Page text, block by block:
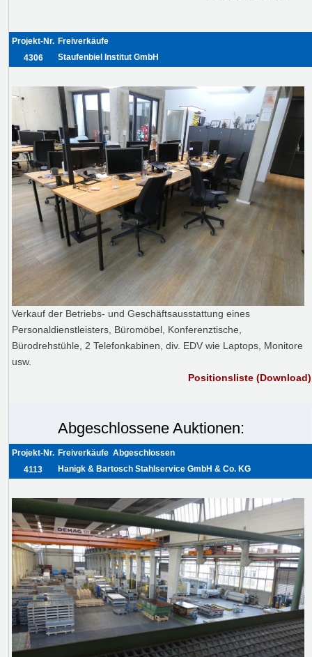
Projekt-Nr.
4306
Freiverkäufe
Staufenbiel Institut GmbH
Verkauf der Betriebs- und Geschäftsausstattung eines
Personaldienstleisters, Büromöbel, Konferenztische,
Bürodrehstühle, 2 Telefonkabinen, div. EDV wie Laptops, Monitore
usw.
Positionsliste (Download)
Abgeschlossene Auktionen:
Projekt-Nr.
4113
Freiverkäufe Abgeschlossen
Hanigk & Bartosch Stahlservice GmbH & Co. KG